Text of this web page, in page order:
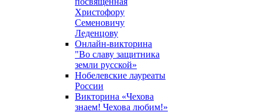
Христофору
Семеновичу
Леденцову
Онлайн-викторина
"Во славу защитника
земли русской»
Нобелевские лауреаты
России
Викторина «Чехова
знаем! Чехова любим!»